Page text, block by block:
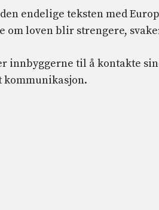
endelige teksten med
om loven blir strengere,
til å kontakte